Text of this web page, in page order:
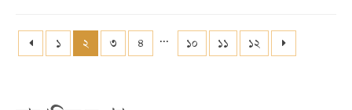
১ ২ ৩ ৪ ... ১০ ১১ ১২